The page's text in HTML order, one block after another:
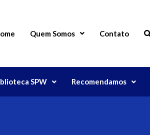
Quem Somos Contato
SPW Recomendamos